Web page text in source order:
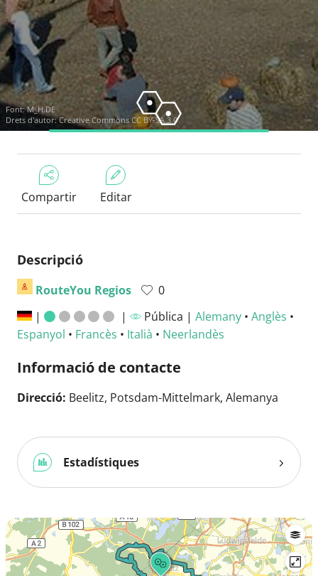
Font:M_H.DE
Drets d'autor:Creative Commons CC BY-SA 3.0
Compartir Editar
Descripció
RouteYou Regios
0
|
| Pública | Alemany• Anglès •
Espanyol • Francès • Italià • Neerlandès
Informació de contacte
Direcció: Beelitz, Potsdam-Mittelmark, Alemanya
Estadístiques